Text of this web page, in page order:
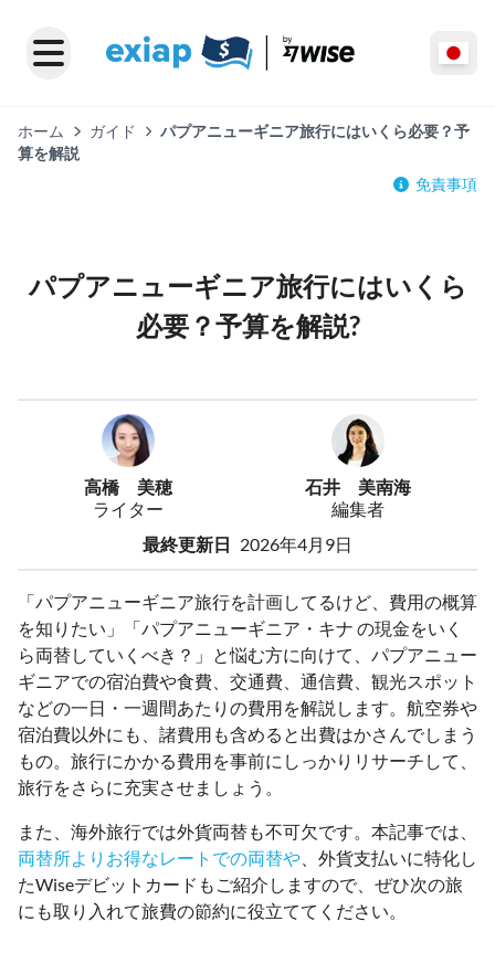
ホーム ガイド
パプアニューギニア旅行にはいくら必要？予
算を解説
免責事項
パプアニューギニア旅行にはいくら
必要？予算を解説?
高橋 美穂
ライター
石井 美南海
編集者
最終更新日 2026年4月9日
「パプアニューギニア旅行を計画してるけど、費用の概算
を知りたい」「パプアニューギニア・キナ の現金をいく
ら両替していくべき？」と悩む方に向けて、パプアニュー
ギニアでの宿泊費や食費、交通費、通信費、観光スポット
などの一日・一週間あたりの費用を解説します。航空券や
宿泊費以外にも、諸費用も含めると出費はかさんでしまう
もの。旅行にかかる費用を事前にしっかりリサーチして、
旅行をさらに充実させましょう。
また、海外旅行では外貨両替も不可欠です。本記事では、
両替所よりお得なレートでの両替や 、外貨支払いに特化し
たWiseデビットカードもご紹介しますので、ぜひ次の旅
にも取り入れて旅費の節約に役立ててください。